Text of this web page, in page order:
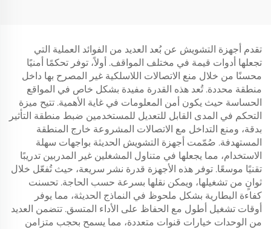
تقدم أجهزة التشويش عن بُعد العديد من الفوائد العملية التي
تجعلها أدوات قيمة في مختلف المواقف. أولاً، توفر تحكمًا أمنيًا
محسنًا من خلال منع الاتصالات اللاسلكية غير المصرح بها داخل
منطقة محددة. تُعد هذه القدرة مفيدة بشكل خاص في المواقع
الحساسة حيث يكون أمن المعلومات في غاية الأهمية. تتيح ميزة
التحكم في المدى القابل للتعديل للمستخدمين ضبط منطقة التأثير
بدقة، ومنع التداخل مع الاتصالات المشروعة خارج المنطقة
المستهدفة. صُمّمت أجهزة التشويش الحديثة بواجهات سهلة
الاستخدام، مما يجعلها في متناول المشغلين غير المدربين تدريبًا
تقنيًا موسعًا. توفر هذه الأجهزة قدرة نشر سريعة، حيث تُفعّل خلال
ثوانٍ من تشغيلها، ويمكن نقلها بسرعة حسب الحاجة. تحسنت
كفاءة البطارية بشكل ملحوظ في النماذج الحديثة، مما يوفر
أوقات تشغيل أطول مع الحفاظ على الأداء المتسق. تتضمن العديد
من الوحدات خيارات قنوات متعددة، مما يسمح بحجب متزامن